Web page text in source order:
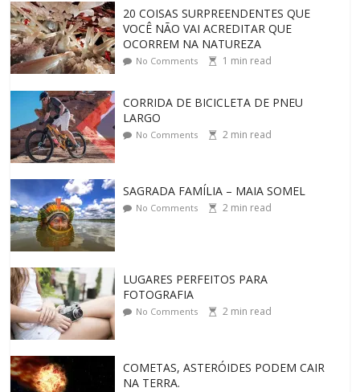
20 COISAS SURPREENDENTES QUE
VOCÊ NÃO VAI ACREDITAR QUE
OCORREM NA NATUREZA
No Comments 1 min read
CORRIDA DE BICICLETA DE PNEU
LARGO
No Comments 2 min read
SAGRADA FAMÍLIA – MAIA SOMEL
No Comments 2 min read
LUGARES PERFEITOS PARA
FOTOGRAFIA
No Comments 2 min read
COMETAS, ASTERÓIDES PODEM CAIR
NA TERRA.